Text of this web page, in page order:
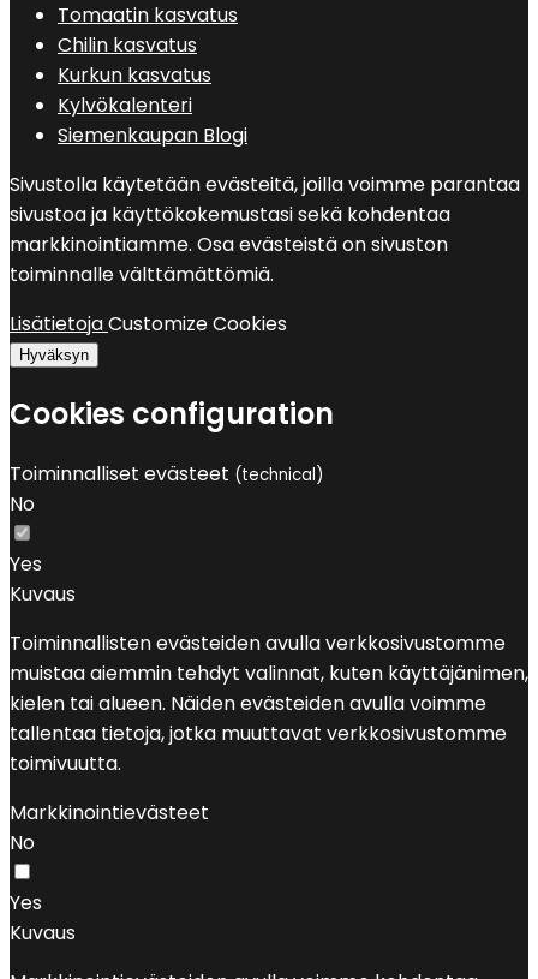
Tomaatin kasvatus
Chilin kasvatus
Kurkun kasvatus
Kylvökalenteri
Siemenkaupan Blogi
Sivustolla käytetään evästeitä, joilla voimme parantaa
sivustoa ja käyttökokemustasi sekä kohdentaa
markkinointiamme. Osa evästeistä on sivuston
toiminnalle välttämättömiä.
LisätietojaCustomize Cookies
Hyväksyn
Cookies configuration
Toiminnalliset evästeet (technical)
No
Yes
Kuvaus
Toiminnallisten evästeiden avulla verkkosivustomme
muistaa aiemmin tehdyt valinnat, kuten käyttäjänimen,
kielen tai alueen. Näiden evästeiden avulla voimme
tallentaa tietoja, jotka muuttavat verkkosivustomme
toimivuutta.
Markkinointievästeet
No
Yes
Kuvaus